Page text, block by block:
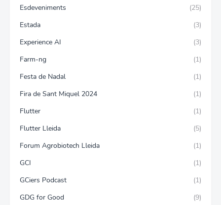
Esdeveniments
(25)
Estada
(3)
Experience AI
(3)
Farm-ng
(1)
Festa de Nadal
(1)
Fira de Sant Miquel 2024
(1)
Flutter
(1)
Flutter Lleida
(5)
Forum Agrobiotech Lleida
(1)
GCI
(1)
GCiers Podcast
(1)
GDG for Good
(9)